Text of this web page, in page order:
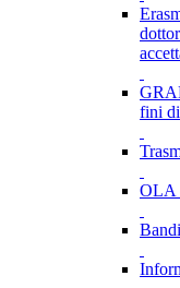
fini
OLA